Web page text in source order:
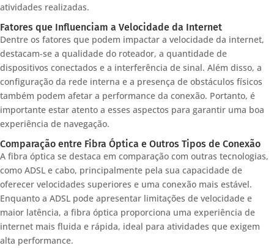
atividades realizadas.
Fatores que Influenciam a Velocidade da Internet
Dentre os fatores que podem impactar a velocidade da internet,
destacam-se a qualidade do roteador, a quantidade de
dispositivos conectados e a interferência de sinal. Além disso, a
configuração da rede interna e a presença de obstáculos físicos
também podem afetar a performance da conexão. Portanto, é
importante estar atento a esses aspectos para garantir uma boa
experiência de navegação.
Comparação entre Fibra Óptica e Outros Tipos de Conexão
A fibra óptica se destaca em comparação com outras tecnologias,
como ADSL e cabo, principalmente pela sua capacidade de
oferecer velocidades superiores e uma conexão mais estável.
Enquanto a ADSL pode apresentar limitações de velocidade e
maior latência, a fibra óptica proporciona uma experiência de
internet mais fluida e rápida, ideal para atividades que exigem
alta performance.